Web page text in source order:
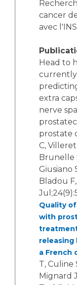
cancer
avec
Head to
currently
extra
nerve
prostate
C,
Brunelle
Giusiano
Bladou
Quality
with
releasing
a French
T, Culine
Mignard